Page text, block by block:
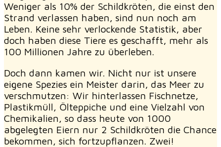
Weniger als 10% der Schildkröten, die einst den
Strand verlassen haben, sind nun noch am
Leben. Keine sehr verlockende Statistik, aber
doch haben diese Tiere es geschafft, mehr als
100 Millionen Jahre zu überleben.
Doch dann kamen wir. Nicht nur ist unsere
eigene Spezies ein Meister darin, das Meer zu
verschmutzen: Wir hinterlassen Fischnetze,
Plastikmüll, Ölteppiche und eine Vielzahl von
Chemikalien, so dass heute von 1000
abgelegten Eiern nur 2 Schildkröten die Chance
bekommen, sich fortzupflanzen. Zwei!